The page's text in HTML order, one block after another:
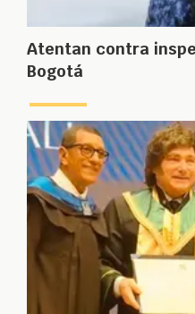
Atentan contra
Bogotá